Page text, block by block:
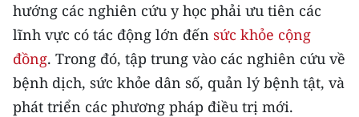
hướng các nghiên cứu y học phải ưu tiên các
lĩnh vực có tác động lớn đến sức khỏe cộng
đồng. Trong đó, tập trung vào các nghiên cứu về
bệnh dịch, sức khỏe dân số, quản lý bệnh tật, và
phát triển các phương pháp điều trị mới.